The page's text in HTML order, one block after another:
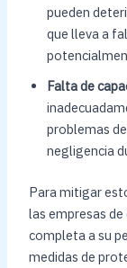
pueden
que lleva a
Falta de
problemas
negligencia
Para mitigar
las empresas
completa a su
medidas de